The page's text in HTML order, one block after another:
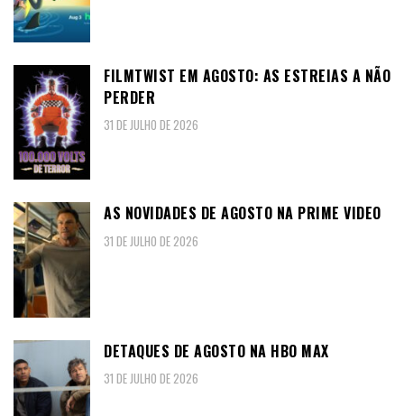
FILMTWIST EM AGOSTO: AS ESTREIAS A NÃO
PERDER
31 DE JULHO DE 2026
AS NOVIDADES DE AGOSTO NA PRIME VIDEO
31 DE JULHO DE 2026
DETAQUES DE AGOSTO NA HBO MAX
31 DE JULHO DE 2026